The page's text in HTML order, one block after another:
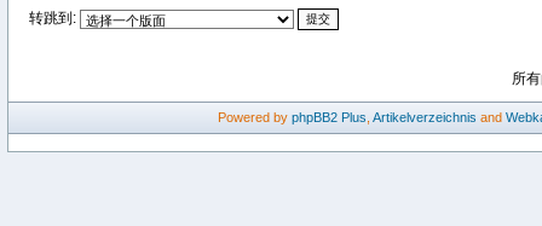
转跳到:
所
Powered by phpBB2 Plus Artikelverzeichnis and